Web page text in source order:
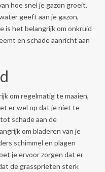
hoe snel je gazon groeit.
geeft aan je gazon,
het belangrijk om onkruid
en schade aanricht aan
om regelmatig te maaien,
er wel op dat je niet te
schade aan de
om bladeren van je
schimmel en plagen
je ervoor zorgen dat er
de grassprieten sterk